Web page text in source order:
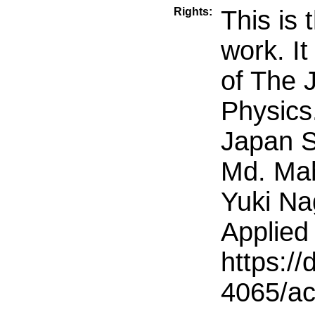
Rights:
This is
work. It
of The
Japan
Md.
Yuki
https://
4065/